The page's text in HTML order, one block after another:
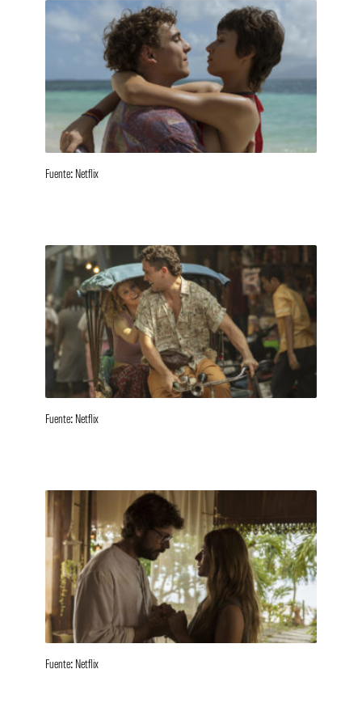
Fuente: Netflix
Fuente: Netflix
Fuente: Netflix